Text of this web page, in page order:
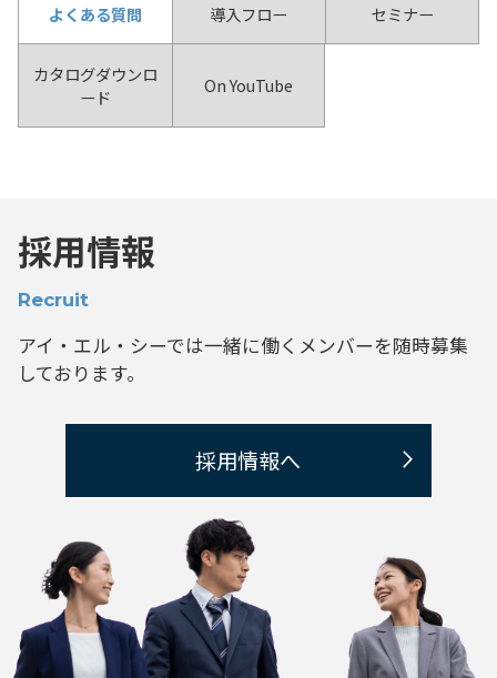
よくある質問 導入フロー セミナー
カタログダウンロ
ード
On YouTube
採用情報
Recruit
アイ・エル・シーでは一緒に働くメンバーを随時募集
しております。
採用情報へ